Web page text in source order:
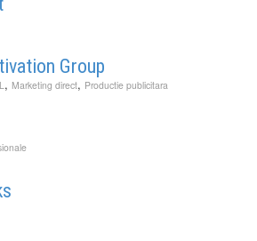
Group
, Marketing direct, Productie publicitara